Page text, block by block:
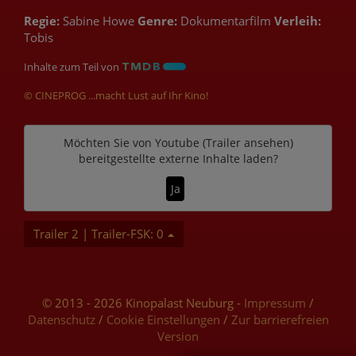
Regie: Sabine Howe Genre: Dokumentarfilm Verleih:
Tobis
Inhalte zum Teil von
© CINEPROG ...macht Lust auf Ihr Kino!
Möchten Sie von Youtube (Trailer ansehen)
bereitgestellte externe Inhalte laden?
Ja
Trailer 2 | Trailer-FSK: 0
© 2013 - 2026 Kinopalast Neuburg - Impressum /
Datenschutz/ Cookie Einstellungen / Zur barrierefreien
Version